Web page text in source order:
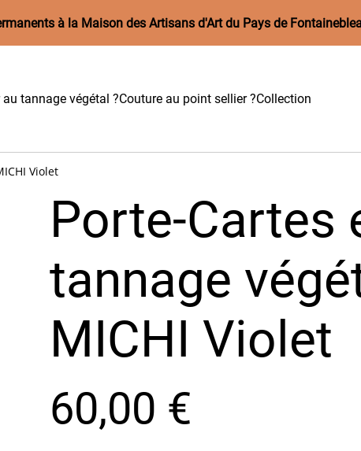
à la Maison des Artisans d'Art du Pays de
au tannage végétal ?Couture au point sellier ?Collection
Violet
Porte-Cartes
tannage
MICHI Violet
60,00 €